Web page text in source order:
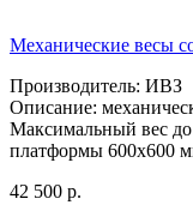
Механические весы
Производитель: ИВЗ
Описание:
Максимальный вес
платформы 600х600
42 500 р.